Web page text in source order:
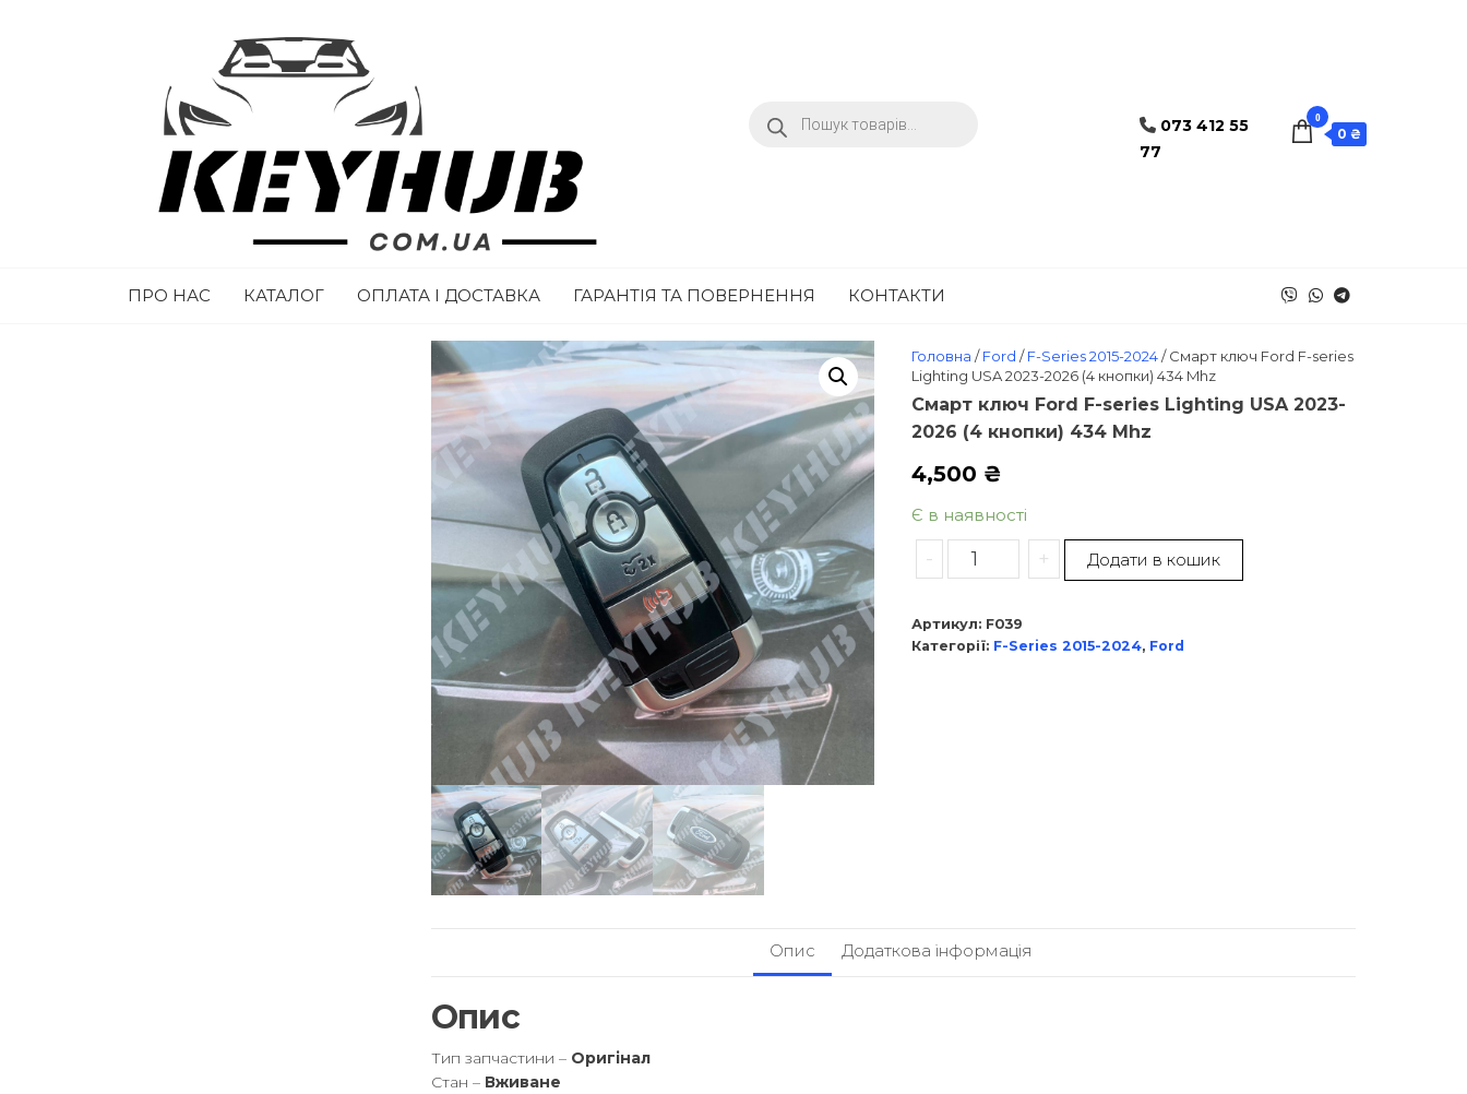
073 412 55
77
0
0 ₴
ПРО НАС КАТАЛОГ ОПЛАТА І ДОСТАВКА ГАРАНТІЯ ТА ПОВЕРНЕННЯ КОНТАКТИ
Головна /Ford /F-Series 2015-2024/ Смарт ключ Ford F-series
Lighting USA 2023-2026 (4 кнопки) 434 Mhz
Смарт ключ Ford F-series Lighting USA 2023-
2026 (4 кнопки) 434 Mhz
4,500 ₴
Є в наявності
- + Додати в кошик
Артикул: F039
Категорії: F-Series 2015-2024, Ford
Опис Додаткова інформація
Опис
Тип запчастини – Оригінал
Стан – Вживане